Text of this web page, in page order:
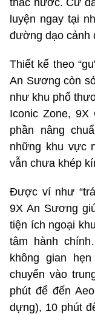
luyện ngay tại
đường dạo cảnh
Thiết kế theo
An Sương còn
như khu phố
Iconic Zone,
phần nâng
những khu vực
vẫn chưa khép
Được ví như
9X An Sương
tiện ích ngoại
tâm hành
không gian
chuyển vào
phút để đến
dựng), 10 phút